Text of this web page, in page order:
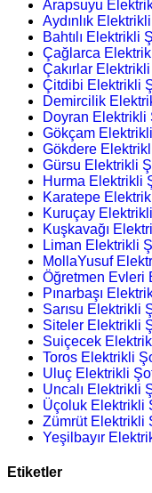
Arapsuyu
Aydınlık
Bahtılı Elektrikli
Çağlarca
Çakırlar
Çitdibi Elektrikli
Demircilik
Doyran Elektrikli
Gökçam
Gökdere
Gürsu Elektrikli
Hurma Elektrikli
Karatepe
Kuruçay
Kuşkavağı
Liman Elektrikli
MollaYusuf
Öğretmen Evleri
Pınarbaşı
Sarısu Elektrikli
Siteler Elektrikli
Suiçecek
Toros Elektrikli
Uluç Elektrikli
Uncalı Elektrikli
Üçoluk Elektrikli
Zümrüt Elektrikli
Yeşilbayır
Etiketler